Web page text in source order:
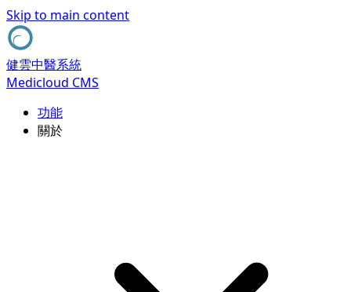
Skip to main content
健雲中醫系統
Medicloud CMS
功能
關於